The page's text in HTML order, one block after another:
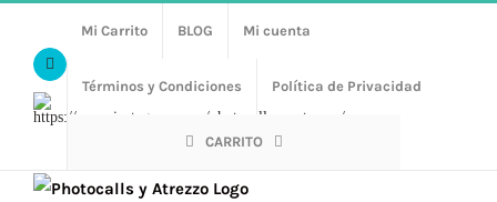
contenidoFacebook
Https://www.instagram.com/photocalls_y_atrezzo/
Mi Carrito BLOG Mi cuenta
Términos y Condiciones Política de Privacidad
CARRITO